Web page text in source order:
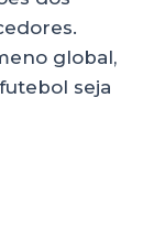
global,
seja